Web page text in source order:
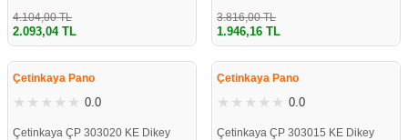
4.104,00 TL
2.093,04 TL
3.816,00 TL
1.946,16 TL
%49
Çetinkaya Pano
0.0
Çetinkaya ÇP 303020 KE Dikey
%49
Çetinkaya Pano
0.0
Çetinkaya ÇP 303015 KE Dikey